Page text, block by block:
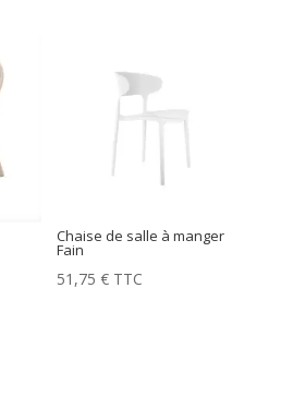
Chaise de salle à manger
Fain
51,75€ TTC